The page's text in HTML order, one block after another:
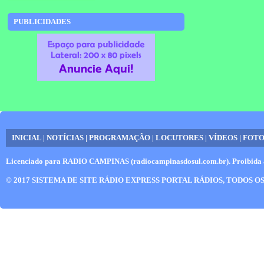
-----------------------
PUBLICIDADES
INICIAL NOTÍCIAS PROGRAMAÇÃO LOCUTORES VÍDEOS
Licenciado para RADIO CAMPINAS (radiocampinasdosul.com.br). Proibida
© 2017 SISTEMA DE SITE RÁDIO EXPRESS PORTAL RÁDIOS, TODOS